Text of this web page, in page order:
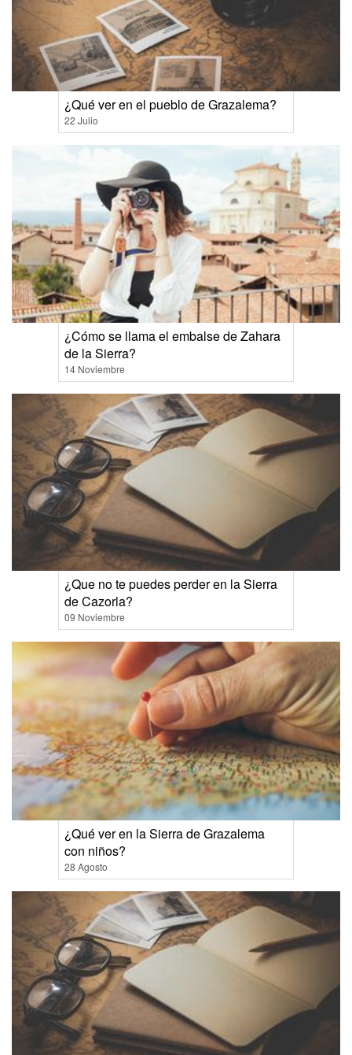
¿Qué ver en el pueblo de Grazalema?
22 Julio
¿Cómo se llama el embalse de Zahara
de la Sierra?
14 Noviembre
¿Que no te puedes perder en la Sierra
de Cazorla?
09 Noviembre
¿Qué ver en la Sierra de Grazalema
con niños?
28 Agosto